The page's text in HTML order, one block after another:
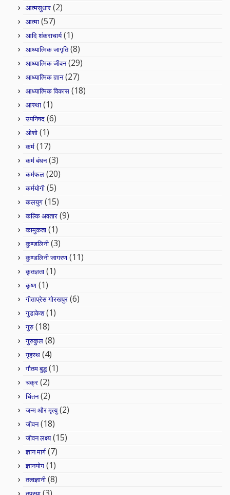
आत्मसुधार (2)
आत्मा (57)
आदि शंकराचार्य(1)
आध्यात्मिक जागृति(8)
आध्यात्मिक जीवन(29)
आध्यात्मिक ज्ञान(27)
आध्यात्मिक विकास (18)
आस्था (1)
उपनिषद (6)
ओशो (1)
कर्म (17)
कर्म बंधन(3)
कर्मफल (20)
कर्मयोगी (5)
कलयुग (15)
कल्कि अवतार (9)
कामुकता (1)
कुण्डलिनी (3)
कुण्डलिनी जागरण (11)
कृतज्ञता (1)
कृष्ण (1)
गीताप्रेस गोरखपुर (6)
गुडाकेश(1)
गुरु(18)
गुरुकुल (8)
गृहस्थ (4)
गौतम बुद्ध(1)
चक्र (2)
चिंतन(2)
जन्म और मृत्यु(2)
जीवन(18)
जीवन लक्ष्य(15)
ज्ञान मार्ग (7)
ज्ञानयोग (1)
तत्वज्ञानी (8)